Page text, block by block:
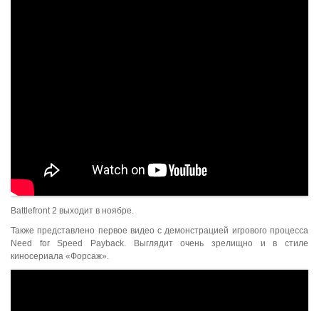
Battlefront 2 выходит в ноябре.
Также представлено первое видео с демонстрацией игрового процесса
Need for Speed Payback. Выглядит очень зрелищно и в стиле
киносериала «Форсаж».